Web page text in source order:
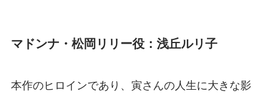
マドンナ・松岡リリー役：浅丘ルリ子
本作のヒロインであり、寅さんの人生に大きな影